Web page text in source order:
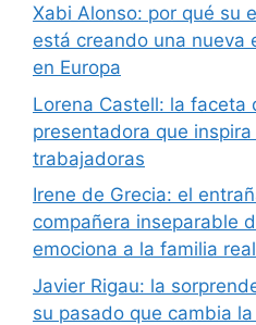
Xabi Alonso: por qué su
está creando una nueva
en Europa
Lorena Castell: la faceta
presentadora que
trabajadoras
Irene de Grecia: el
compañera inseparable
emociona a la familia real
Javier Rigau: la
su pasado que cambia